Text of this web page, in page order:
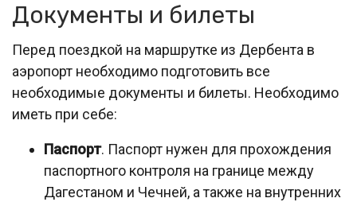
Документы и билеты
Перед поездкой на маршрутке из Дербента в
аэропорт необходимо подготовить все
необходимые документы и билеты. Необходимо
иметь при себе:
Паспорт. Паспорт нужен для прохождения
паспортного контроля на границе между
Дагестаном и Чечней, а также на внутренних